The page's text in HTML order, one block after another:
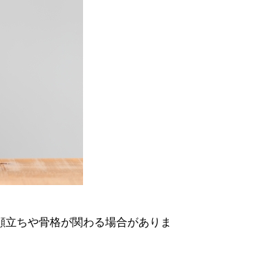
ちや骨格が関わる場合がありま